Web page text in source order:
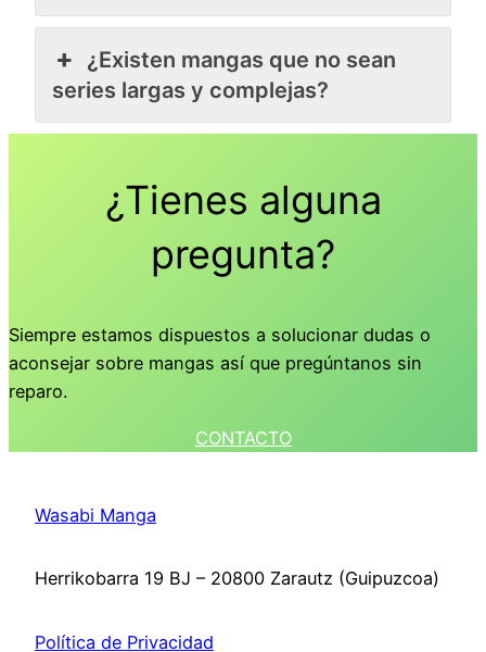
¿Existen mangas que no sean
series largas y complejas?
¿Tienes alguna
pregunta?
Siempre estamos dispuestos a solucionar dudas o
aconsejar sobre mangas así que pregúntanos sin
reparo.
CONTACTO
Wasabi Manga
Herrikobarra 19 BJ – 20800 Zarautz (Guipuzcoa)
Política de Privacidad